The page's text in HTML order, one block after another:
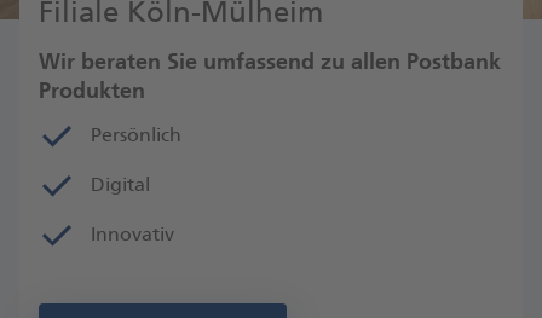
Filiale Köln-Mülheim
Wir beraten Sie umfassend zu allen Postbank
Produkten
Persönlich
Digital
Innovativ